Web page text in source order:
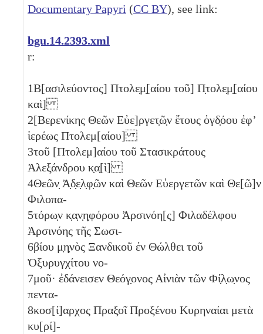
Documentary Papyri (CC BY), see link:
bgu.14.2393.xml
r:
1Β[ασιλεύοντος] Πτολε̣μ̣[αίου τοῦ] Π̣τολε̣μ̣[αίου
καὶ]
2[Βερενίκης Θεῶν Εὐε]ργετ̣ῶ̣ν ἔτους ὀγδ̣όου ἐφʼ
ἱερέως Πτολεμ[αίου]
3τοῦ [Πτολεμ]αίου τοῦ Στασικράτους
Ἀλεξάνδρου κ̣α̣[ὶ]
4Θεῶν̣ Ἀ̣δ̣ε̣λ̣φ̣ῶν καὶ Θεῶν Εὐεργετῶν καὶ Θε[ῶ]ν
Φιλοπα-
5τόρω̣ν κ̣α̣ν̣η̣φόρου Ἀρσινόη[ς] Φιλαδέλφου
Ἀρσινόης τῆς Σωσι-
6βίου μ̣η̣νὸς Ξανδικοῦ ἐν Θώλθει τοῦ
Ὀξυρυγχίτου νο-
7μοῦ· ἐδάνεισεν Θεόγ̣ονος Αἰνιὰν τῶν Φί̣λ̣ω̣νος
πεντα-
8κοσ[ί]αρχος Πραξοῖ Προξένου Κυρηναίαι μετὰ
κυ[ρί]-